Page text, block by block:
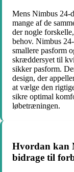
Mens Nimbus 24-
mange af de
der nogle
behov. Nimbus
smallere pasform
skræddersyet til
sikker pasform.
design, der
at vælge den
sikre optimal
løbetræningen.
Hvordan kan
bidrage til